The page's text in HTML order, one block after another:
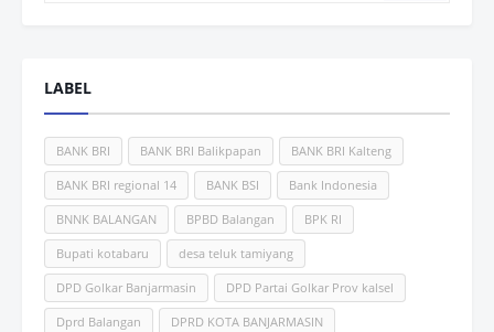
LABEL
BANK BRI BANK BRI Balikpapan BANK BRI Kalteng
BANK BRI regional 14 BANK BSI Bank Indonesia
BNNK BALANGAN BPBD Balangan BPK RI
Bupati kotabaru desa teluk tamiyang
DPD Golkar Banjarmasin DPD Partai Golkar Prov kalsel
Dprd Balangan DPRD KOTA BANJARMASIN